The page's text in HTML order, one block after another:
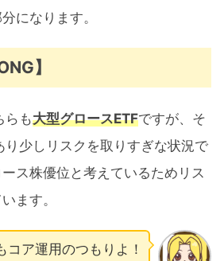
になります。
】
らも大型グロースETFですが、そ
り少しリスクを取りすぎな状況で
ス株優位と考えているためリス
ます。
コア運用のつもりよ！